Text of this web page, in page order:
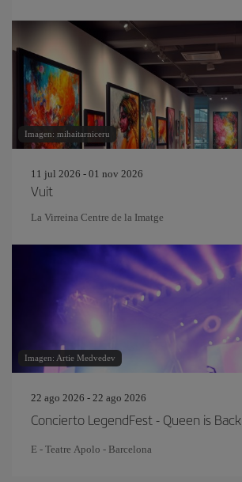
Imagen: mihaitarniceru
11 jul 2026 - 01 nov 2026
Vuit
La Virreina Centre de la Imatge
Imagen: Artie Medvedev
22 ago 2026 - 22 ago 2026
Concierto LegendFest - Queen is Back
E - Teatre Apolo - Barcelona